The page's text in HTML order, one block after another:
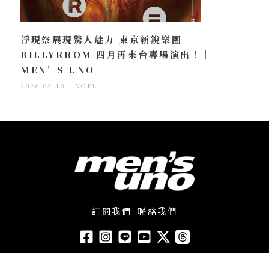
浮現祭展現驚人魅力 東京新銳樂團
BILLYRROM 四月再來台專場演出！｜
MEN’S UNO
2026-03-10 NOEL
訂閱我們 聯絡我們